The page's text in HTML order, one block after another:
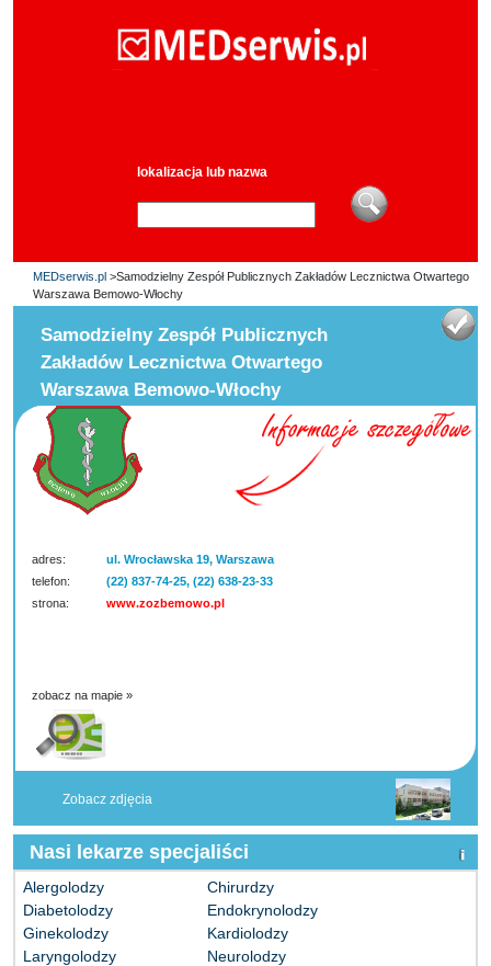
lokalizacja lub nazwa
MEDserwis.pl >Samodzielny Zespół Publicznych Zakładów Lecznictwa Otwartego
Warszawa Bemowo-Włochy
Samodzielny Zespół Publicznych
Zakładów Lecznictwa Otwartego
Warszawa Bemowo-Włochy
adres:
ul. Wrocławska 19, Warszawa
telefon:
(22) 837-74-25, (22) 638-23-33
strona:
www.zozbemowo.pl
zobacz na mapie »
Zobacz zdjęcia
Nasi lekarze specjaliści
Alergolodzy
Chirurdzy
Diabetolodzy
Endokrynolodzy
Ginekolodzy
Kardiolodzy
Laryngolodzy
Neurolodzy